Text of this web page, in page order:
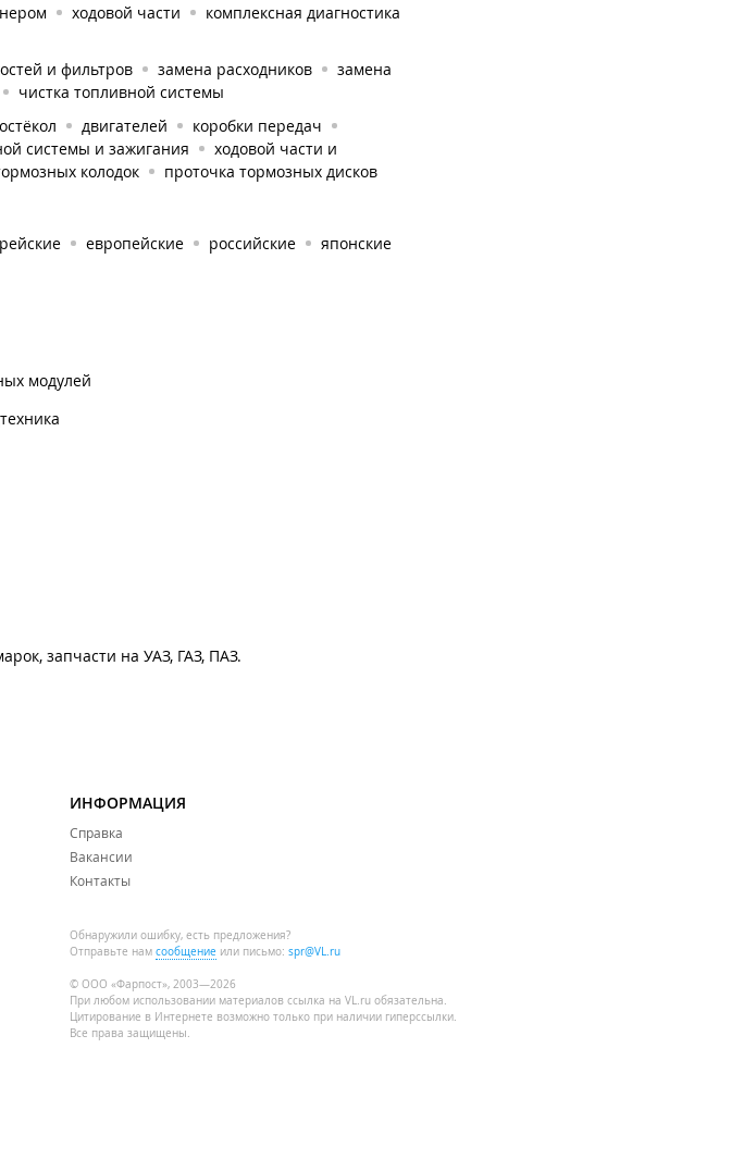
ходовой части
комплексная диагностика
и фильтров замена расходников
замена
чистка топливной системы
двигателей
коробки передач
системы и зажигания
ходовой части и
колодок
проточка тормозных дисков
европейские российские
японские
модулей
запчасти на УАЗ, ГАЗ, ПАЗ.
ИНФОРМАЦИЯ
Справка
Вакансии
Контакты
Обнаружили ошибку, есть предложения?
Отправьте нам сообщение или письмо: spr@VL.ru
© ООО «Фарпост», 2003—2026
При любом использовании материалов ссылка на VL.ru обязательна.
Цитирование в Интернете возможно только при наличии гиперссылки.
Все права защищены.